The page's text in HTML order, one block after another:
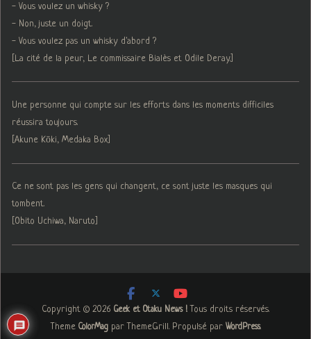
- Vous voulez un whisky ?
- Non, juste un doigt.
- Vous voulez pas un whisky d'abord ?
[La cité de la peur, Le commissaire Bialès et Odile Deray.]
Une personne qui compte sur les efforts dans les moments difficiles
réussira toujours.
[Akune Kōki, Medaka Box]
Ce ne sont pas les gens qui changent, ce sont juste les masques qui
tombent.
[Obito Uchiwa, Naruto]
Copyright © 2026 Geek et Otaku News !. Tous droits réservés.
Theme ColorMagpar ThemeGrill. Propulsé par WordPress.